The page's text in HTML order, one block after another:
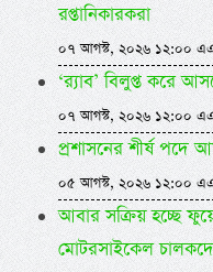
রপ্তানিকারকরা
০৭ আগস্ট, ২০২৬ ১২:০০
‘র‍্যাব’ বিলুপ্ত করে
০৭ আগস্ট, ২০২৬ ১২:০০
প্রশাসনের শীর্ষ পদে
০৫ আগস্ট, ২০২৬ ১২:০০
আবার সক্রিয় হচ্ছে
মোটরসাইকেল